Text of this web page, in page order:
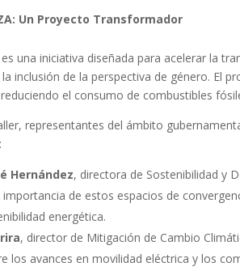
Un Proyecto Transformador
es una iniciativa diseñada para acelerar la
inclusión de la perspectiva de género. El
el consumo de combustibles
representantes del ámbito
Hernández, directora de Sostenibilidad y
de estos espacios de
energética.
, director de Mitigación de Cambio
los avances en movilidad eléctrica y los